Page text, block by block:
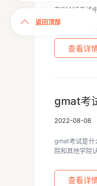
在GMAT考试
精力。
查看详
gmat考
2022-08-08
gmat考试是什
院和其他学院
查看详
返回顶部